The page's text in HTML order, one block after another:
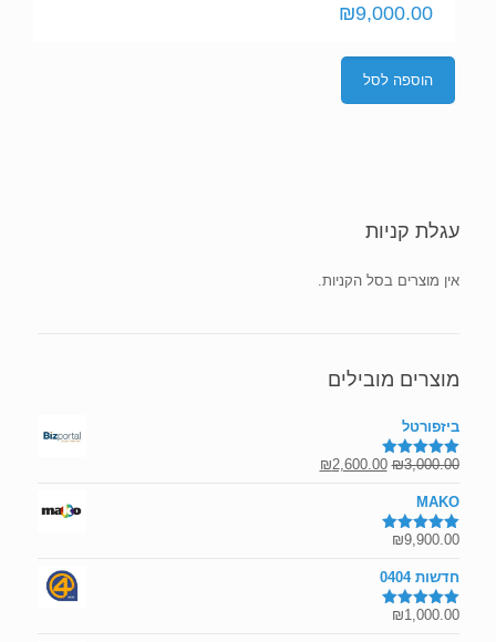
₪9,000.00
הוספה לסל
עגלת קניות
אין מוצרים בסל הקניות.
מוצרים מובילים
ביזפורטל
דורג5.00
₪3,000.00
המחיר
₪3,000.00.
₪2,600.00
MAKO
דורג5.00
₪9,900.00
חדשות 0404
דורג5.00
₪1,000.00